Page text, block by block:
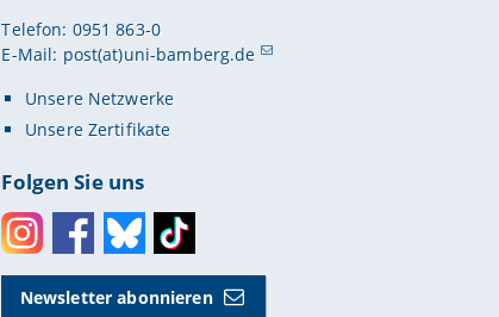
Telefon: 0951 863-0
E-Mail: post(at)uni-bamberg.de
Unsere Netzwerke
Unsere Zertifikate
Folgen Sie uns
InstagramFacebookBlueskyToktok
Newsletter abonnieren